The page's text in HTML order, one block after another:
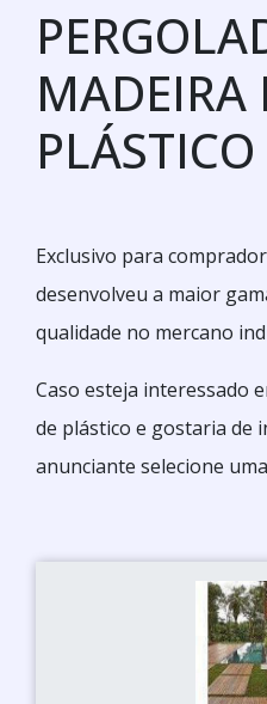
MADEIRA
PLÁSTICO
Exclusivo para
desenvolveu a maior
qualidade no mercano
Caso esteja interessado
de plástico e gostaria de
anunciante selecione